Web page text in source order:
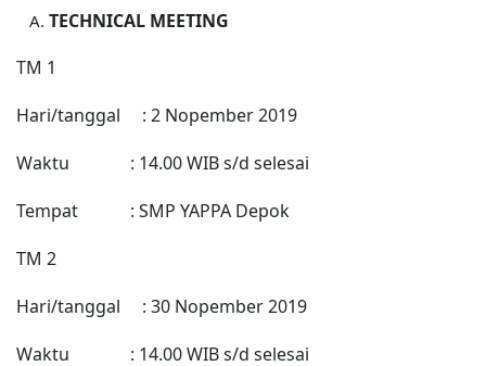
TECHNICAL MEETING
TM 1
Hari/tanggal : 2 Nopember2019
Waktu : 14.00 WIB s/d selesai
Tempat : SMP YAPPA Depok
TM 2
Hari/tanggal : 30 Nopember2019
Waktu : 14.00 WIB s/d selesai